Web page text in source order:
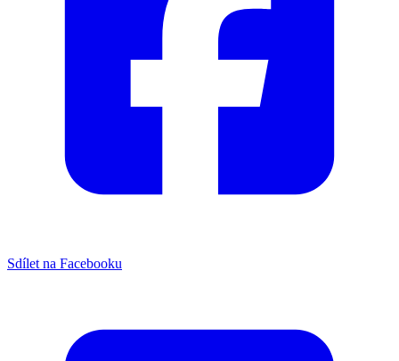
Sdílet na Facebooku